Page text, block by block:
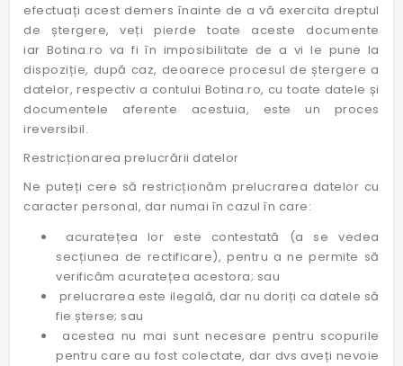
efectuați acest demers înainte de a vă exercita dreptul
de ștergere, veți pierde toate aceste documente
iar Botina.ro va fi în imposibilitate de a vi le pune la
dispoziție, după caz, deoarece procesul de ștergere a
datelor, respectiv a contului Botina.ro, cu toate datele și
documentele aferente acestuia, este un proces
ireversibil.
Restricționarea prelucrării datelor
Ne puteți cere să restricționăm prelucrarea datelor cu
caracter personal, dar numai în cazul în care:
acuratețea lor este contestată (a se vedea
secțiunea de rectificare), pentru a ne permite să
verificăm acuratețea acestora; sau
prelucrarea este ilegală, dar nu doriți ca datele să
fie șterse; sau
acestea nu mai sunt necesare pentru scopurile
pentru care au fost colectate, dar dvs aveți nevoie